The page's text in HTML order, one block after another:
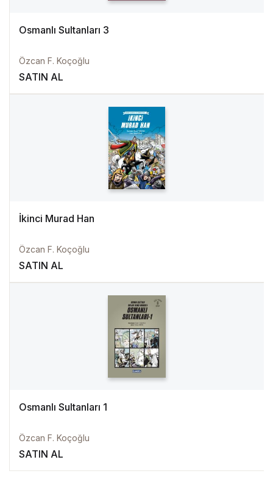
Osmanlı Sultanları 3
Özcan F. Koçoğlu
SATIN AL
İkinci Murad Han
Özcan F. Koçoğlu
SATIN AL
Osmanlı Sultanları 1
Özcan F. Koçoğlu
SATIN AL